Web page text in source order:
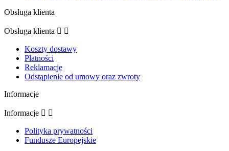
Obsługa klienta
Obsługa klienta  
Koszty dostawy
Płatności
Reklamacje
Odstąpienie od umowy oraz zwroty
Informacje
Informacje  
Polityka prywatności
Fundusze Europejskie